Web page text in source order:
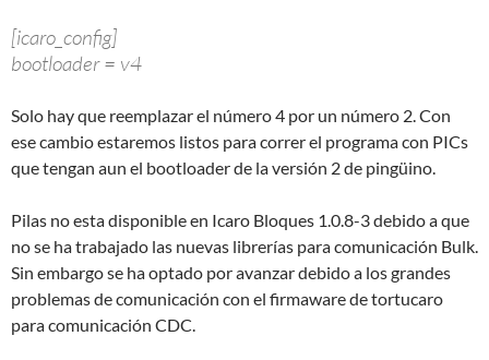
[icaro_config]
bootloader = v4
Solo hay que reemplazar el número 4 por un número 2. Con
ese cambio estaremos listos para correr el programa con PICs
que tengan aun el bootloader de la versión 2 de pingüino.
Pilas no esta disponible en Icaro Bloques 1.0.8-3 debido a que
no se ha trabajado las nuevas librerías para comunicación Bulk.
Sin embargo se ha optado por avanzar debido a los grandes
problemas de comunicación con el firmaware de tortucaro
para comunicación CDC.